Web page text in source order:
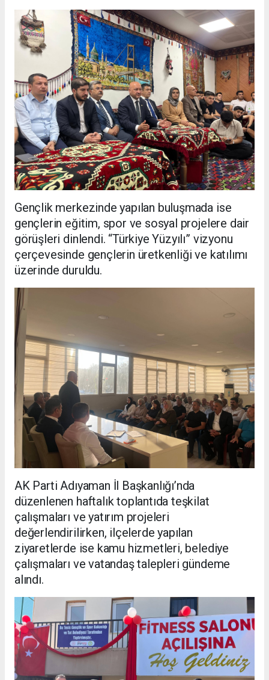
Gençlik merkezinde yapılan buluşmada ise
gençlerin eğitim, spor ve sosyal projelere dair
görüşleri dinlendi. “Türkiye Yüzyılı” vizyonu
çerçevesinde gençlerin üretkenliği ve katılımı
üzerinde duruldu.
AK Parti Adıyaman İl Başkanlığı’nda
düzenlenen haftalık toplantıda teşkilat
çalışmaları ve yatırım projeleri
değerlendirilirken, ilçelerde yapılan
ziyaretlerde ise kamu hizmetleri, belediye
çalışmaları ve vatandaş talepleri gündeme
alındı.